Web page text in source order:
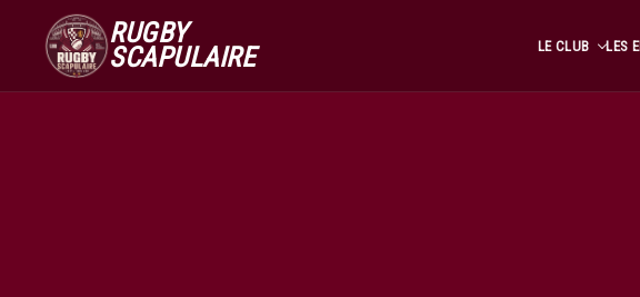
RUGBY
SCAPULAIRE LE CLUB LES